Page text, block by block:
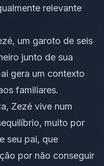
relevante
um garoto de seis
junto de sua
gera um contexto
familiares.
Zezé vive num
muito por
seu pai, que
por não conseguir